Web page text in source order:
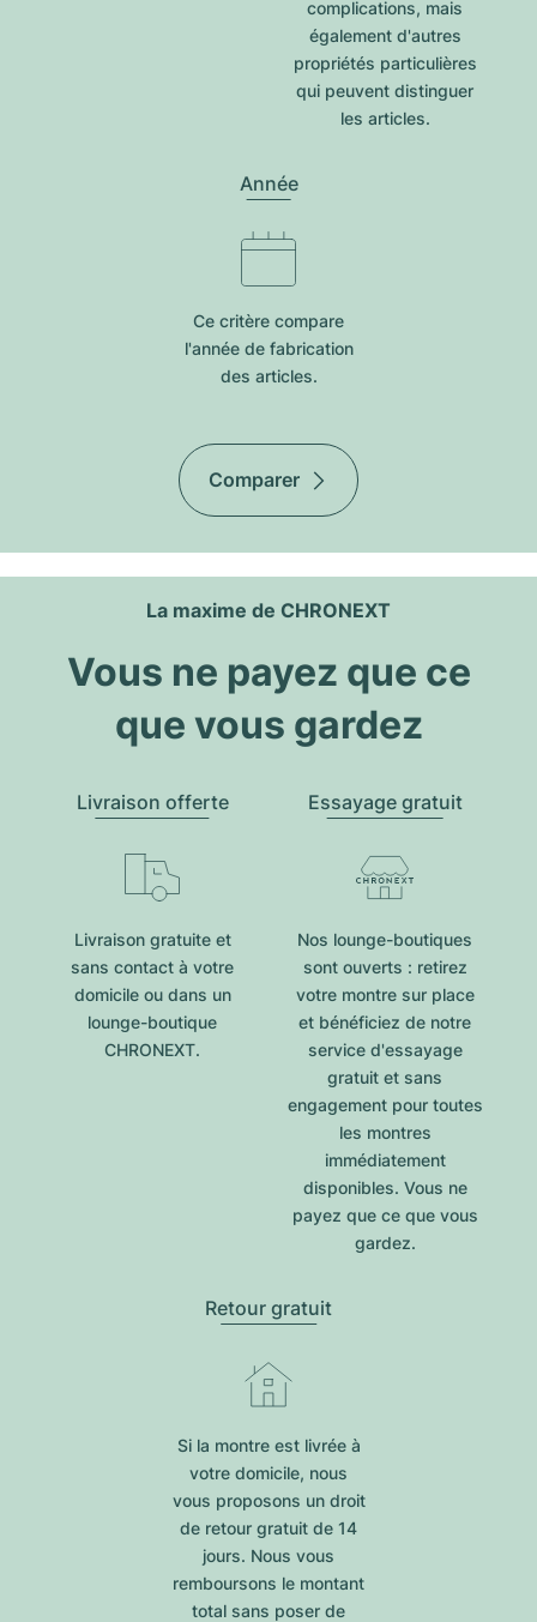
complications, mais
également d'autres
propriétés particulières
qui peuvent distinguer
les articles.
Année
Ce critère compare
l'année de fabrication
des articles.
Comparer
La maxime de CHRONEXT
Vous ne payez que ce
que vous gardez
Livraison offerte
Livraison gratuite et
sans contact à votre
domicile ou dans un
lounge-boutique
CHRONEXT.
Essayage gratuit
Nos lounge-boutiques
sont ouverts : retirez
votre montre sur place
et bénéficiez de notre
service d'essayage
gratuit et sans
engagement pour toutes
les montres
immédiatement
disponibles. Vous ne
payez que ce que vous
gardez.
Retour gratuit
Si la montre est livrée à
votre domicile, nous
vous proposons un droit
de retour gratuit de 14
jours. Nous vous
remboursons le montant
total sans poser de